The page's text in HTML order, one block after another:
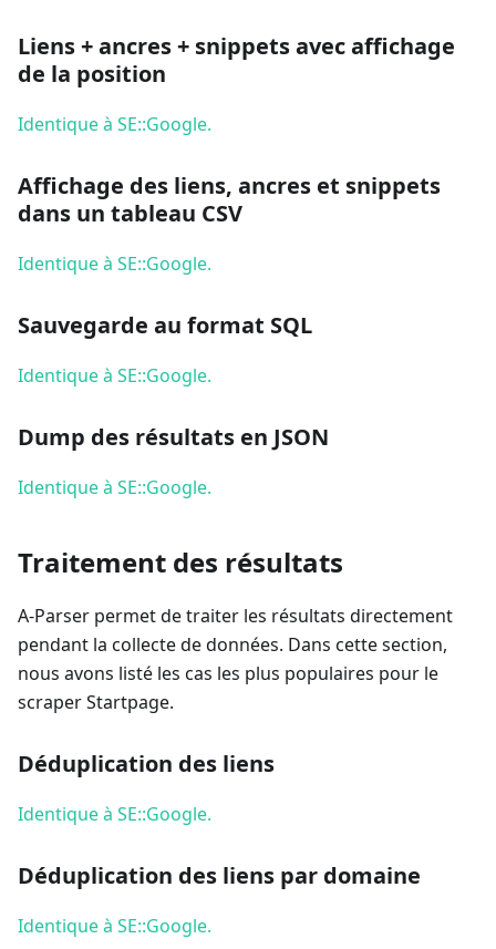
Liens + ancres + snippets avec affichage
de la position
Identique à SE::Google.
Affichage des liens, ancres et snippets
dans un tableau CSV
Identique à SE::Google.
Sauvegarde au format SQL
Identique à SE::Google.
Dump des résultats en JSON
Identique à SE::Google.
Traitement des résultats
A-Parser permet de traiter les résultats directement
pendant la collecte de données. Dans cette section,
nous avons listé les cas les plus populaires pour le
scraper Startpage.
Déduplication des liens
Identique à SE::Google.
Déduplication des liens par domaine
Identique à SE::Google.